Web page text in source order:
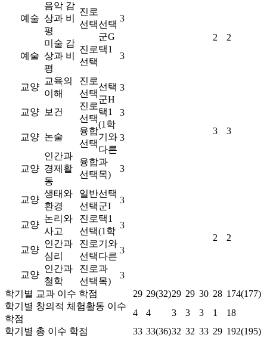
예술
음악 감
상과 비
평
진로
선택선택
군G
택1
3
2
2
예술
미술 감
상과 비
평
진로
선택
3
교양
교육의
이해
진로
선택
선택
군H
택1
(1학
기와
다른
과
목)
3
3 3
교양 보건
진로
선택
3
교양 논술
융합
선택
3
교양
인간과
경제활
동
융합
선택
3
교양
생태와
환경
일반
선택
선택
군I
택1
(1학
기와
다른
과
목)
3
2 2
교양
논리와
사고
진로
선택
3
교양
인간과
심리
진로
선택
3
교양
인간과
철학
진로
선택
3
학기별 교과 이수 학점
29 29(32)29 29 30 28 174(177)
학기별 창의적 체험활동 이수
학점
4 4 3 3 3 1
18
학기별 총 이수 학점
33 33(36)32 32 33 29 192(195)